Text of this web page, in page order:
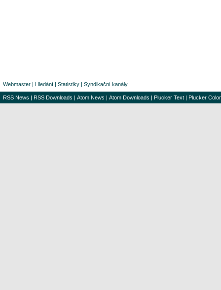
Webmaster | Hledání | Statistiky | Syndikační kanály
RSS News | RSS Downloads | Atom News | Atom Downloads | Plucker Text | Plucker Color